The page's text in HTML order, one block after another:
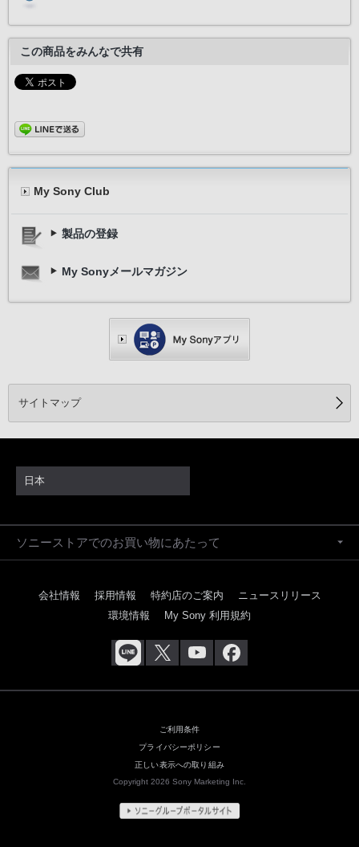
シャッタースピード
1/1250秒
絞り値
F4.0
露出補正
この商品をみんなで共有
My Sony Club
製品の登録
My Sonyメールマガジン
サイトマップ
日本
ソニーストアでのお買い物にあたって
会社情報 採用情報 特約店のご案内
ニュースリリース
環境情報
My Sony 利用規約
ご利用条件
プライバシーポリシー
正しい表示への取り組み
Copyright 2026 Sony Marketing Inc.